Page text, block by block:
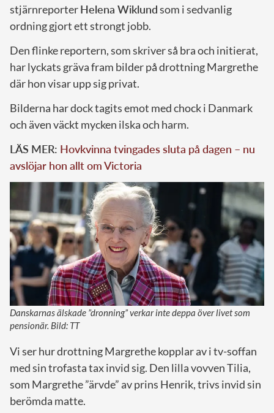
stjärnreporterHelena Wiklundsom i sedvanlig
ordning gjort ett strongt jobb.
Den flinke reportern, som skriver så bra och initierat,
har lyckats gräva fram bilder på drottning Margrethe
där hon visar upp sig privat.
Bilderna har dock tagits emot med chock i Danmark
och även väckt mycken ilska och harm.
LÄS MER: Hovkvinna tvingades sluta på dagen – nu
avslöjar hon allt om Victoria
Danskarnas älskade ”dronning” verkar inte deppa över livet som
pensionär. Bild: TT
Vi ser hur drottning Margrethe kopplar av i tv-soffan
med sin trofasta tax invid sig. Den lilla vovven Tilia,
som Margrethe ”ärvde” av prins Henrik, trivs invid sin
berömda matte.